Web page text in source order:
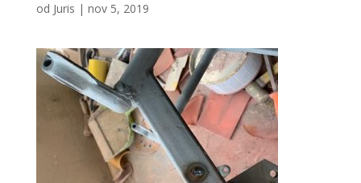
od Juris | nov 5, 2019